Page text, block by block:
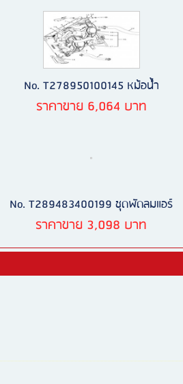
No. T278950100145 หม้อน้ำ
ราคาขาย 6,064 บาท
No. T289483400199 ชุดพัดลมแอร์
ราคาขาย 3,098 บาท